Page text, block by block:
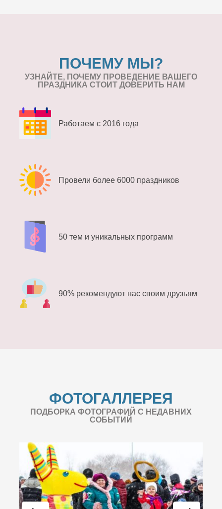
ПОЧЕМУ МЫ?
УЗНАЙТЕ, ПОЧЕМУ ПРОВЕДЕНИЕ ВАШЕГО
ПРАЗДНИКА СТОИТ ДОВЕРИТЬ НАМ
Работаем с 2016 года
Провели более 6000 праздников
50 тем и уникальных программ
90% рекомендуют нас своим друзьям
ФОТОГАЛЛЕРЕЯ
ПОДБОРКА ФОТОГРАФИЙ С НЕДАВНИХ
СОБЫТИЙ